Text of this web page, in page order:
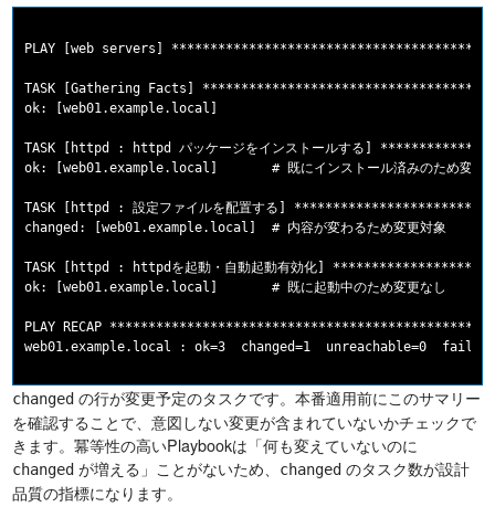
PLAY [web servers]
TASK [Gathering Facts]
ok: [web01.example.local]
TASK [httpd : httpd パッケージをインストールする]
ok: [web01.example.local]       # 既にインストール済みのため変更
TASK [httpd : 設定ファイルを配置する]
changed: [web01.example.local]  # 内容が変わるため変更対象
TASK [httpd : httpdを起動・自動起動有効化]
ok: [web01.example.local]       # 既に起動中のため変更なし
PLAY RECAP
changed の行が変更予定のタスクです。本番適用前にこのサマリー
を確認することで、意図しない変更が含まれていないかチェックで
きます。冪等性の高いPlaybookは「何も変えていないのに
changed が増える」ことがないため、 changed のタスク数が設計
品質の指標になります。